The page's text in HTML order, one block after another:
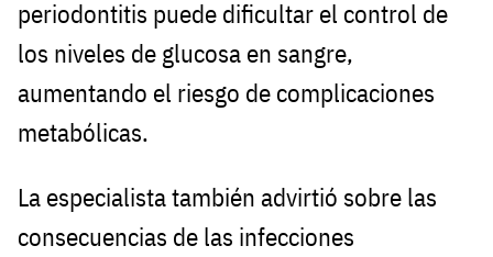
periodontitis puede dificultar el control de
los niveles de glucosa en sangre,
aumentando el riesgo de complicaciones
metabólicas.
La especialista también advirtió sobre las
consecuencias de las infecciones